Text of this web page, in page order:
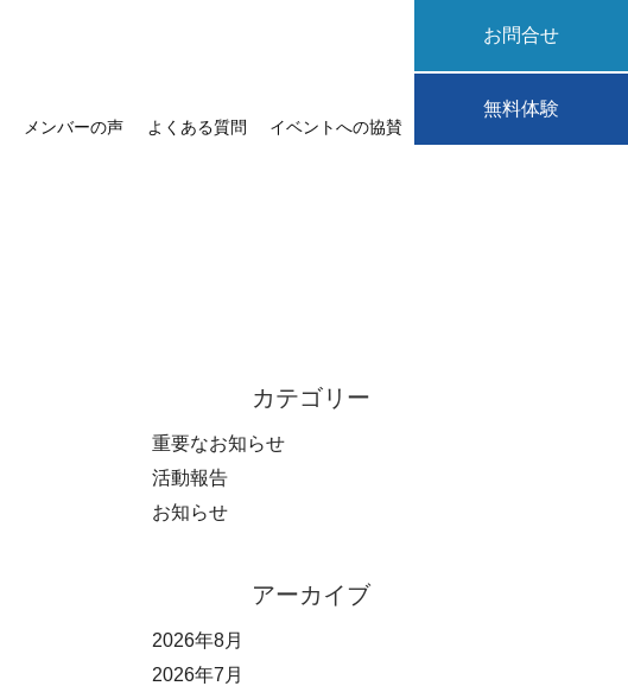
メンバーの声 よくある質問 イベントへの協賛
お問合せ
無料体験
カテゴリー
重要なお知らせ
活動報告
お知らせ
アーカイブ
2026年8月
2026年7月